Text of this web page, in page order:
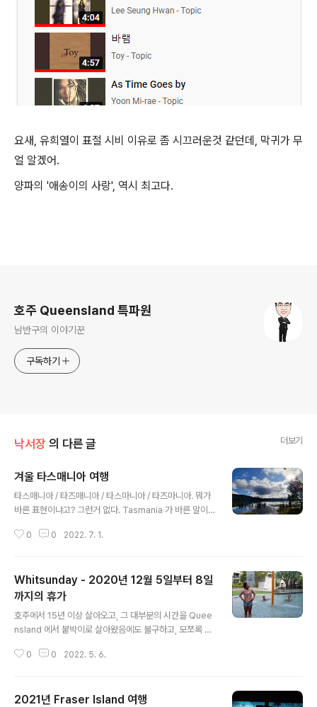
요새, 유희열이 표절 시비 이유로 좀 시끄러운것 같던데, 막귀가 무
얼 알겠어.
양파의 '애송이의 사랑', 역시 최고다.
호주 Queensland 특파원
남반구의 이야기꾼
구독하기
낙서장 의 다른 글 더보기
겨울 타스매니아 여행
타스매니아 / 타즈매니아 / 타스마니아 / 타즈마니아. 뭐가
바른 표현이냐고? 그런거 없다. Tasmania 가 바른 말이
e. 일단 내 귀엔 타스매니아에 더 가까우니, 그냥 그렇게 쓰
이고, 뒷 전이다. 해외 나와서 살다보니, 한국에 얼마나 아
름답고 훌륭한 여행지가 있는지 알게되었고, 아쉬워하기만
할 뿐 아니던가? 당장 호주 살다보니, 여기서도 마찬가지
다. 기회만 생기면 해외로 튀어나가 싱가폴, 일본, 대만, 미
국, 유럽, 한국 이런곳으로 여행가고 싶지, 굳이 호주에서
여행지를 찾아서 가보는건 코로나 시국이 아니었으면 가능
0 0 2022. 7. 1.
Whitsunday - 2020년 12월 5일부터 8일
까지의 휴가
호주에서 15년 이상 살아오고, 그 대부분의 시간을 Quee
nsland 에서 붙박이로 살아왔음에도 불구하고, 모쪼록 여
경계라도 넘어가줘야 하는 거 아닌가라는 생각에 Queen
그리고 TV 등을 통해 볼 수 있는 수많은 멋진 관광지들을
0 0 2022. 5. 6.
2021년 Fraser Island 여행